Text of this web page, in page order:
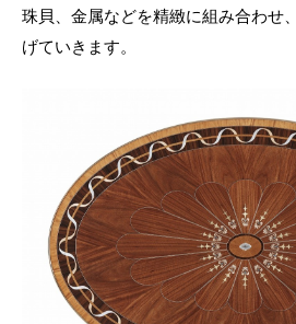
珠貝、金属などを精緻に組み合わせ
げていきます。